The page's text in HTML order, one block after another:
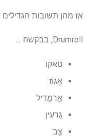
אז מהן תשובות הגדילים
Drumroll, בבקשה …
טאקו
אֱגוֹז
אַרמָדִיל
גַרעִין
צָב